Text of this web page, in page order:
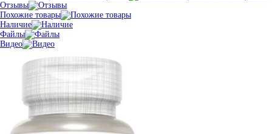
Отзывы
Похожие товары
Наличие
Файлы
Видео